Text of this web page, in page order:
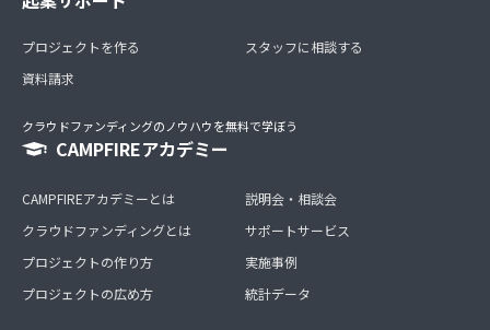
プロジェクトを作る
資料請求
スタッフに相談する
クラウドファンディングのノウハウを無料で学ぼう
CAMPFIREアカデミー
CAMPFIREアカデミーとは
クラウドファンディングとは
プロジェクトの作り方
プロジェクトの広め方
説明会・相談会
サポートサービス
実施事例
統計データ